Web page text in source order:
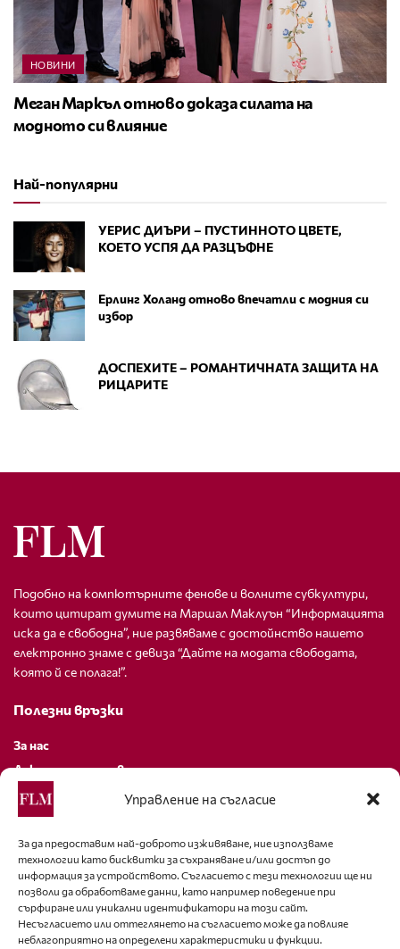
Управление на съгласие
За да предоставим най-доброто изживяване, ние използваме
технологии като бисквитки за съхраняване и/или достъп до
информация за устройството. Съгласието с тези технологии ще ни
позволи да обработваме данни, като например поведение при
сърфиране или уникални идентификатори на този сайт.
Несъгласието или оттеглянето на съгласието може да повлияе
неблагоприятно на определени характеристики и функции.
НОВИНИ
Меган Маркъл отново доказа силата на
модното си влияние
Най-популярни
УЕРИС ДИЪРИ – ПУСТИННОТО ЦВЕТЕ,
КОЕТО УСПЯ ДА РАЗЦЪФНЕ
Ерлинг Холанд отново впечатли с модния си
избор
ДОСПЕХИТЕ – РОМАНТИЧНАТА ЗАЩИТА НА
РИЦАРИТЕ
Подобно на компютърните фенове и волните субкултури,
които цитират думите на Маршал Маклуън “Информацията
иска да е свободна”, ние развяваме с достойнство нашето
електронно знаме с девиза “Дайте на модата свободата,
която й се полага!”.
Полезни връзки
За нас
Декларация за поверителност
Политика за бисквитки
За контакти
editor@fashion-lifestyle.net
+359 88 227 33 47
Последвайте ни